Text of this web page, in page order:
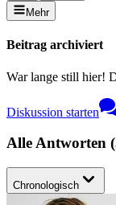
Mehr
Beitrag archiviert
War lange still hier!
Diskussion starten
Alle Antworten (
Chronologisch